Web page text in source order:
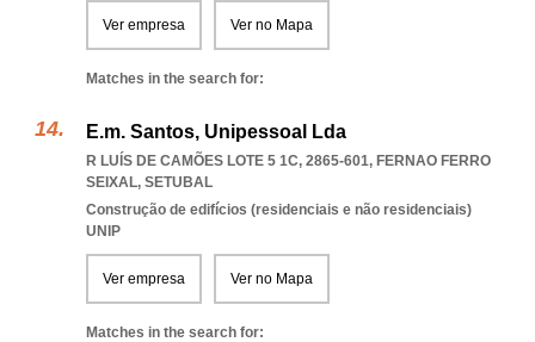
Ver empresa Ver no Mapa
Matches in the search for:
E.m. Santos, Unipessoal Lda
R LUÍS DE CAMÕES LOTE 5 1C, 2865-601, FERNAO FERRO
SEIXAL, SETUBAL
Construção de edifícios (residenciais e não residenciais)
UNIP
Ver empresa Ver no Mapa
Matches in the search for: